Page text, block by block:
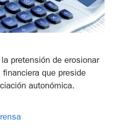
pretensión de erosionar
que preside
autonómica.